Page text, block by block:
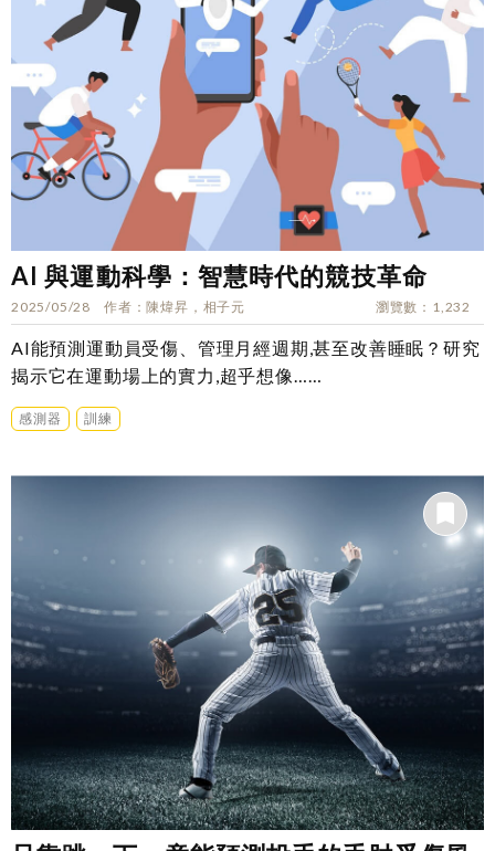
AI 與運動科學：智慧時代的競技革命
2025/05/28 作者 陳煒昇，相子元 瀏覽數 1,232
AI能預測運動員受傷、管理月經週期,甚至改善睡眠？研究
揭示它在運動場上的實力,超乎想像……
感測器 訓練